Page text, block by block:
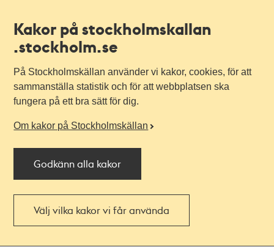
Kakor på stockholmskallan
.stockholm.se
På Stockholmskällan använder vi kakor, cookies, för att
sammanställa statistik och för att webbplatsen ska
fungera på ett bra sätt för dig.
Om kakor på Stockholmskällan
Godkänn alla kakor
Välj vilka kakor vi får använda